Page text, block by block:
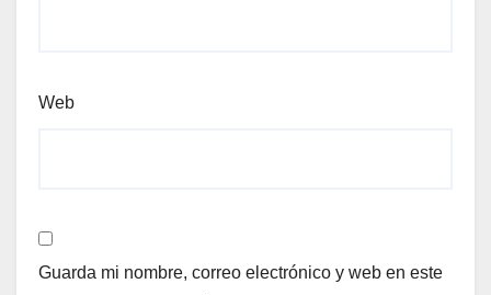
Web
Guarda mi nombre, correo electrónico y web en este